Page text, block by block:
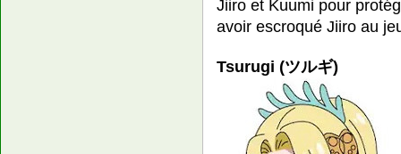
Jiiro et Kuumi pour
avoir escroqué Jiiro au
Tsurugi (ツルギ)